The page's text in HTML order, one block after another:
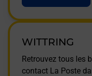
WITTRING
Retrouvez tous les
contact La Poste